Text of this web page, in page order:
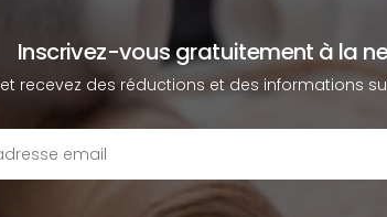
Inscrivez-vous gratuitement à la
et recevez des réductions et des informations